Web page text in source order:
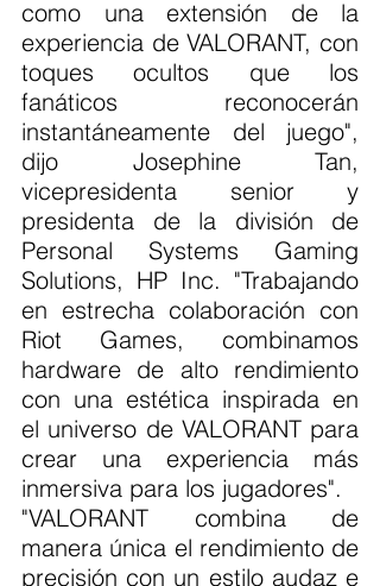
como una extensión de la
experiencia de VALORANT, con
toques ocultos que los
fanáticos reconocerán
instantáneamente del juego",
dijo Josephine Tan,
vicepresidenta senior y
presidenta de la división de
Personal Systems Gaming
Solutions, HP Inc. "Trabajando
en estrecha colaboración con
Riot Games, combinamos
hardware de alto rendimiento
con una estética inspirada en
el universo de VALORANT para
crear una experiencia más
inmersiva para los jugadores".
"VALORANT combina de
manera única el rendimiento de
precisión con un estilo audaz e